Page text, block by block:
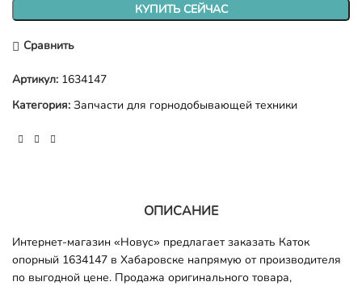
КУПИТЬ СЕЙЧАС
Сравнить
Артикул: 1634147
Категория: Запчасти для горнодобывающей техники
ОПИСАНИЕ
Интернет-магазин «Новус» предлагает заказать Каток
опорный 1634147 в Хабаровске напрямую от производителя
по выгодной цене. Продажа оригинального товара,